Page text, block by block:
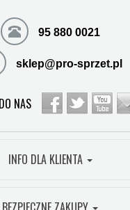
95 880 0021
sklep@pro-sprzet.pl
NAS
INFO DLA KLIENTA